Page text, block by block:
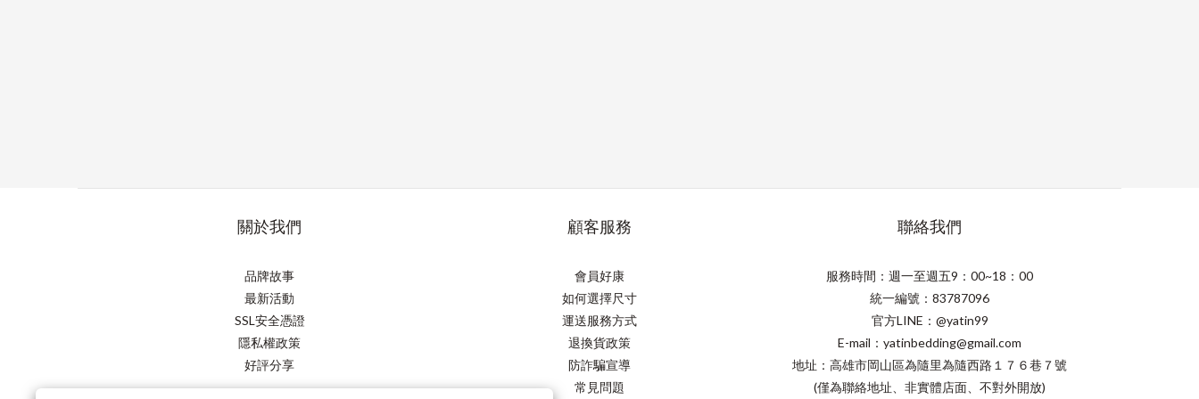
關於我們
品牌故事
最新活動
SSL安全憑證
隱私權政策
好評分享
顧客服務
會員好康
如何選擇尺寸
運送服務方式
退換貨政策
防詐騙宣導
常見問題
聯絡我們
服務時間：週一至週五9：00~18：00
統一編號：83787096
官方LINE：@yatin99
E-mail：yatinbedding@gmail.com
地址：高雄市岡山區為隨里為隨西路１７６巷７號
(僅為聯絡地址、非實體店面、不對外開放)